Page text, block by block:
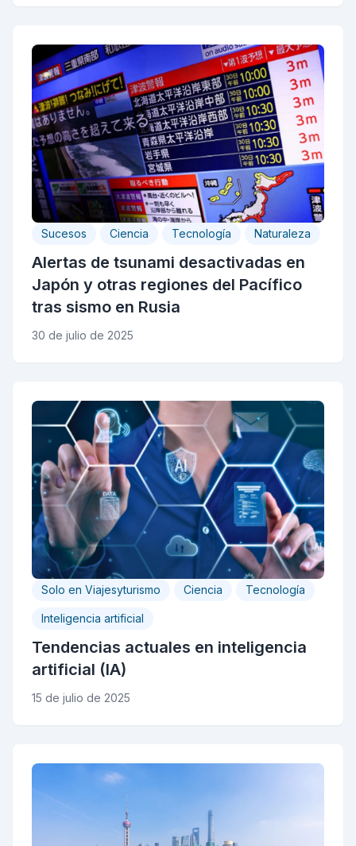
Sucesos Ciencia Tecnología Naturaleza
Alertas de tsunami desactivadas en
Japón y otras regiones del Pacífico
tras sismo en Rusia
30 de julio de 2025
Solo en Viajesyturismo Ciencia Tecnología
Inteligencia artificial
Tendencias actuales en inteligencia
artificial (IA)
15 de julio de 2025